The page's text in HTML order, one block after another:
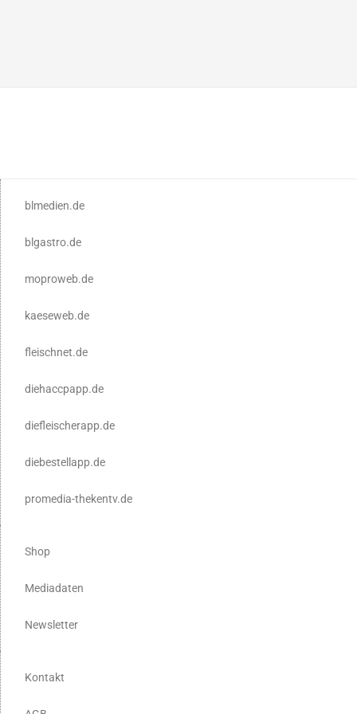
blmedien.de
blgastro.de
moproweb.de
kaeseweb.de
fleischnet.de
diehaccpapp.de
diefleischerapp.de
diebestellapp.de
promedia-thekentv.de
Shop
Mediadaten
Newsletter
Kontakt